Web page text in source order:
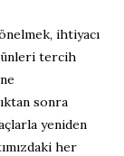
ihtiyacı
tercih
sonra
yeniden
her